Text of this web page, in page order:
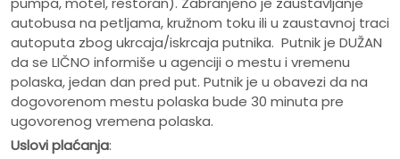
autobusa na petljama, kružnom toku ili u zaustavnoj traci
autoputa zbog ukrcaja/iskrcaja putnika. Putnik je DUŽAN
da se LIČNO informiše u agenciji o mestu i vremenu
polaska, jedan dan pred put. Putnik je u obavezi da na
dogovorenom mestu polaska bude 30 minuta pre
ugovorenog vremena polaska.
Uslovi plaćanja: